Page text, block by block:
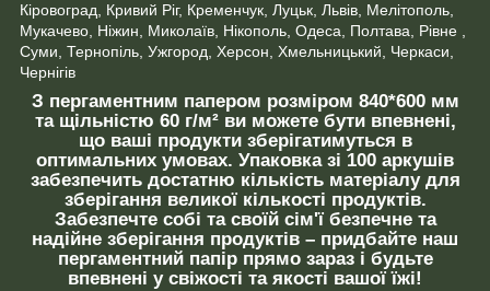
Кіровоград, Кривий Ріг, Кременчук, Луцьк, Львів, Мелітополь,
Мукачево, Ніжин, Миколаїв, Нікополь, Одеса, Полтава, Рівне ,
Суми, Тернопіль, Ужгород, Херсон, Хмельницький, Черкаси,
Чернігів
З пергаментним папером розміром 840*600 мм
та щільністю 60 г/м² ви можете бути впевнені,
що ваші продукти зберігатимуться в
оптимальних умовах. Упаковка зі 100 аркушів
забезпечить достатню кількість матеріалу для
зберігання великої кількості продуктів.
Забезпечте собі та своїй сім'ї безпечне та
надійне зберігання продуктів – придбайте наш
пергаментний папір прямо зараз і будьте
впевнені у свіжості та якості вашої їжі!